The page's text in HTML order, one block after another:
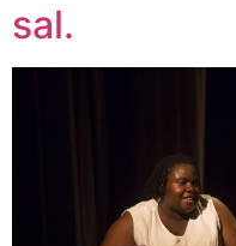
sal.